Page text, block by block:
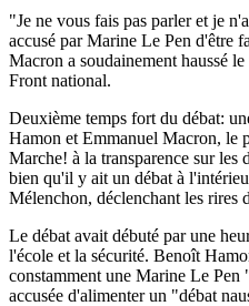
"Je ne vous fais pas parler et je
accusé par Marine Le Pen d'être
Macron a soudainement haussé
Front national.
Deuxième temps fort du débat:
Hamon et Emmanuel Macron, le
Marche! à la transparence sur les
bien qu'il y ait un débat à
Mélenchon, déclenchant les rires
Le débat avait débuté par une
l'école et la sécurité. Benoît
constamment une Marine Le
accusée d'alimenter un "débat